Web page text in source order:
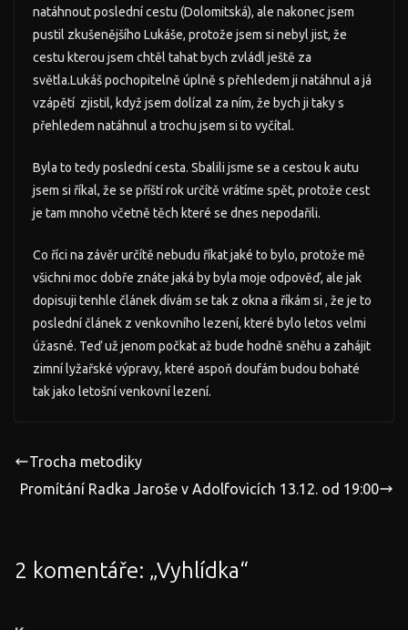
natáhnout poslední cestu (Dolomitská), ale nakonec jsem
pustil zkušenějšího Lukáše, protože jsem si nebyl jist, že
cestu kterou jsem chtěl tahat bych zvládl ještě za
světla.Lukáš pochopitelně úplně s přehledem ji natáhnul a já
vzápětí zjistil, když jsem dolízal za ním, že bych ji taky s
přehledem natáhnul a trochu jsem si to vyčítal.
Byla to tedy poslední cesta. Sbalili jsme se a cestou k autu
jsem si říkal, že se příští rok určítě vrátíme spět, protože cest
je tam mnoho včetně těch které se dnes nepodařili.
Co říci na závěr určítě nebudu říkat jaké to bylo, protože mě
všichni moc dobře znáte jaká by byla moje odpověď, ale jak
dopisuji tenhle článek dívám se tak z okna a říkám si , že je to
poslední článek z venkovního lezení, které bylo letos velmi
úžasné. Teď už jenom počkat až bude hodně sněhu a zahájit
zimní lyžařské výpravy, které aspoň doufám budou bohaté
tak jako letošní venkovní lezení.
Trocha metodiky
Promítání Radka Jaroše v Adolfovicích 13.12. od 19:00
2 komentáře: „Vyhlídka“